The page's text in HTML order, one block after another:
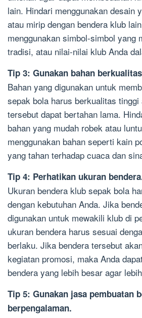
lain. Hindari menggunakan desain
atau mirip dengan bendera klub
menggunakan simbol-simbol yang
tradisi, atau nilai-nilai klub Anda
Tip 3: Gunakan bahan
Bahan yang digunakan untuk
sepak bola harus berkualitas tinggi
tersebut dapat bertahan lama.
bahan yang mudah robek atau
menggunakan bahan seperti kain
yang tahan terhadap cuaca dan
Tip 4: Perhatikan ukuran
Ukuran bendera klub sepak bola
dengan kebutuhan Anda. Jika
digunakan untuk mewakili klub di
ukuran bendera harus sesuai
berlaku. Jika bendera tersebut
kegiatan promosi, maka Anda
bendera yang lebih besar agar
Tip 5: Gunakan jasa pembuatan
berpengalaman.